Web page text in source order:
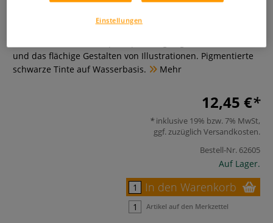
0 Bewertungen
Der Kuretake MOUHITSU "TAKUJO" N°8, Fude Pen ist dank
und das flächige Gestalten von Illustrationen. Pigmentierte
schwarze Tinte auf Wasserbasis.
Mehr
12,45 €
inklusive 19% bzw. 7% MwSt,
ggf. zuzüglich Versandkosten.
Bestell-Nr. 62605
Auf Lager.
In den Warenkorb
Artikel auf den Merkzettel
Einstellungen